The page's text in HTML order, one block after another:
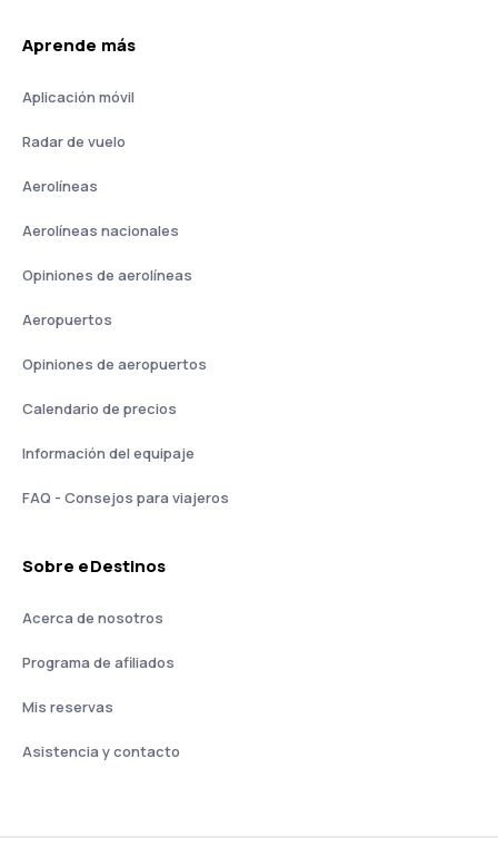
Aprende más
Aplicación móvil
Radar de vuelo
Aerolíneas
Aerolíneas nacionales
Opiniones de aerolíneas
Aeropuertos
Opiniones de aeropuertos
Calendario de precios
Información del equipaje
FAQ - Consejos para viajeros
Sobre eDestinos
Acerca de nosotros
Programa de afiliados
Mis reservas
Asistencia y contacto